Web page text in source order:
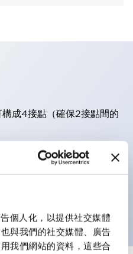
個人化，以提供社交媒體
與我們的社交媒體、廣告
我們網站的資料，這些合
成4接點（確保2接點間的
點塊）、59.9mm（※22段
。